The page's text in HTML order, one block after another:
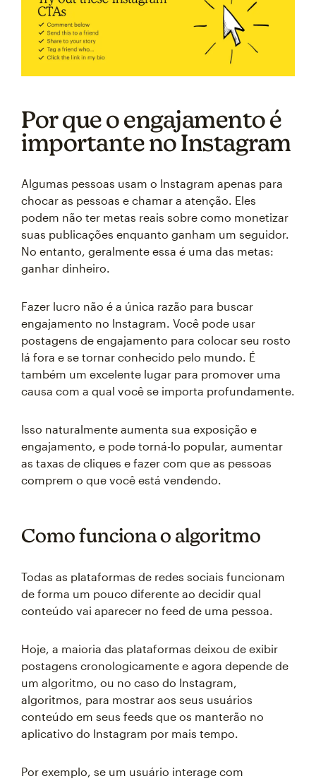
Por que o engajamento é
importante no Instagram
Algumas pessoas usam o Instagram apenas para
chocar as pessoas e chamar a atenção. Eles
podem não ter metas reais sobre como monetizar
suas publicações enquanto ganham um seguidor.
No entanto, geralmente essa é uma das metas:
ganhar dinheiro.
Fazer lucro não é a única razão para buscar
engajamento no Instagram. Você pode usar
postagens de engajamento para colocar seu rosto
lá fora e se tornar conhecido pelo mundo. É
também um excelente lugar para promover uma
causa com a qual você se importa profundamente.
Isso naturalmente aumenta sua exposição e
engajamento, e pode torná-lo popular, aumentar
as taxas de cliques e fazer com que as pessoas
comprem o que você está vendendo.
Como funciona o algoritmo
Todas as plataformas de redes sociais funcionam
de forma um pouco diferente ao decidir qual
conteúdo vai aparecer no feed de uma pessoa.
Hoje, a maioria das plataformas deixou de exibir
postagens cronologicamente e agora depende de
um algoritmo, ou no caso do Instagram,
algoritmos, para mostrar aos seus usuários
conteúdo em seus feeds que os manterão no
aplicativo do Instagram por mais tempo.
Por exemplo, se um usuário interage com